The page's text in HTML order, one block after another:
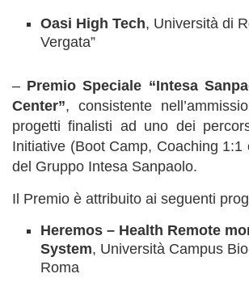
Oasi High Tech, Università di
Vergata”
– Premio Speciale “Intesa
Center”, consistente
progetti finalisti ad uno dei
Initiative (Boot Camp, Coaching 1:1
del Gruppo Intesa Sanpaolo.
Il Premio è attribuito ai seguenti
Heremos – Health Remote
System, Università Campus
Roma